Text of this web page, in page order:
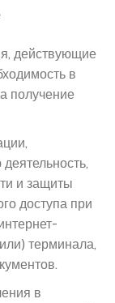
действующие
в
получение
и защиты
доступа при
терминала,
в